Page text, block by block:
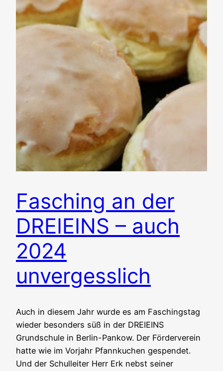
Fasching an der
DREIEINS – auch
2024
unvergesslich
Auch in diesem Jahr wurde es am Faschingstag
wieder besonders süß in der DREIEINS
Grundschule in Berlin-Pankow. Der Förderverein
hatte wie im Vorjahr Pfannkuchen gespendet.
Und der Schulleiter Herr Erk nebst seiner